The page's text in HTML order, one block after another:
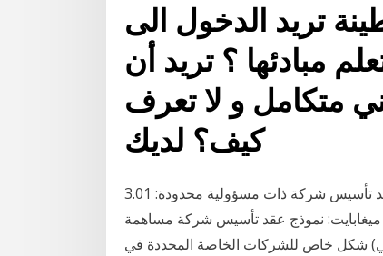
تريد الدخول الى
مبادئها ؟ تريد أن
متكامل و لا تعرف
كيف؟ لديك
نموذج عقد تأسيس شركة تضامن: 10.55 ميغابايت: نموذج عقد تأسيس شركة ذات مسؤولية محدودة: 3.01
ميغابايت: نموذج عقد تأسيس شركة توصية بسيطة: 11.71 ميغابايت: نموذج عقد تأسيس شركة مساهمة
إل سي) شكل خاص للشركات الخاصة المحددة في